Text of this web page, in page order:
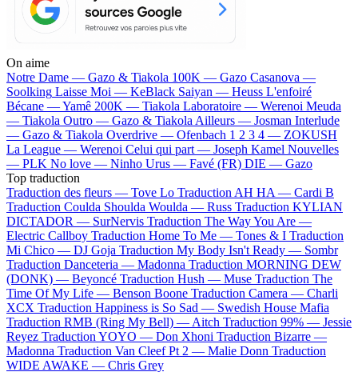
On aime
Notre Dame — Gazo & Tiakola 100K — Gazo Casanova —
Soolking Laisse Moi — KeBlack Saiyan — Heuss L'enfoiré
Bécane —Yamê 200K — Tiakola Laboratoire — Werenoi Meuda
— Tiakola Outro — Gazo & Tiakola Ailleurs — Josman Interlude
— Gazo & Tiakola Overdrive — Ofenbach 1 2 3 4 — ZOKUSH
La League — Werenoi Celui qui part — Joseph Kamel Nouvelles
— PLK No love — Ninho Urus — Favé (FR) DIE — Gazo
Top traduction
Traduction des fleurs — Tove Lo Traduction AH HA — Cardi B
Traduction Coulda Shoulda Woulda — Russ Traduction KYLIAN
DICTADOR — SurNervis Traduction The Way You Are —
Electric Callboy Traduction Home To Me — Tones & I Traduction
Mi Chico — DJ Goja Traduction My Body Isn't Ready — Sombr
Traduction Danceteria — Madonna Traduction MORNING DEW
(DONK) — Beyoncé Traduction Hush — Muse Traduction The
Time Of My Life — Benson Boone Traduction Camera — Charli
XCX Traduction Happiness is So Sad — Swedish House Mafia
Traduction RMB (Ring My Bell) — Aitch Traduction 99% — Jessie
Reyez Traduction YOYO — Don Xhoni Traduction Bizarre —
Madonna Traduction Van Cleef Pt 2 — Malie Donn Traduction
WIDE AWAKE — Chris Grey